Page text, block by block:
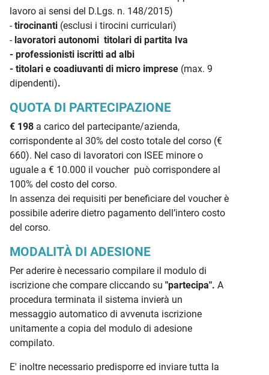
lavoro ai sensi del D.Lgs. n. 148/2015)
-tirocinanti (esclusi i tirocini curriculari)
- lavoratori autonomi titolari di partita Iva
- professionisti iscritti ad albi
- titolari e coadiuvanti di micro imprese (max. 9
dipendenti).
QUOTA DI PARTECIPAZIONE
€ 198 a carico del partecipante/azienda,
corrispondente al 30% del costo totale del corso (€
660). Nel caso di lavoratori con ISEE minore o
uguale a € 10.000 il voucher può corrispondere al
100% del costo del corso.
In assenza dei requisiti per beneficiare del voucher è
possibile aderire dietro pagamento dell’intero costo
del corso.
MODALITÀ DI ADESIONE
Per aderire è necessario compilare il modulo di
iscrizione che compare cliccando su "partecipa". A
procedura terminata il sistema invierà un
messaggio automatico di avvenuta iscrizione
unitamente a copia del modulo di adesione
compilato.
E' inoltre necessario predisporre ed inviare tutta la